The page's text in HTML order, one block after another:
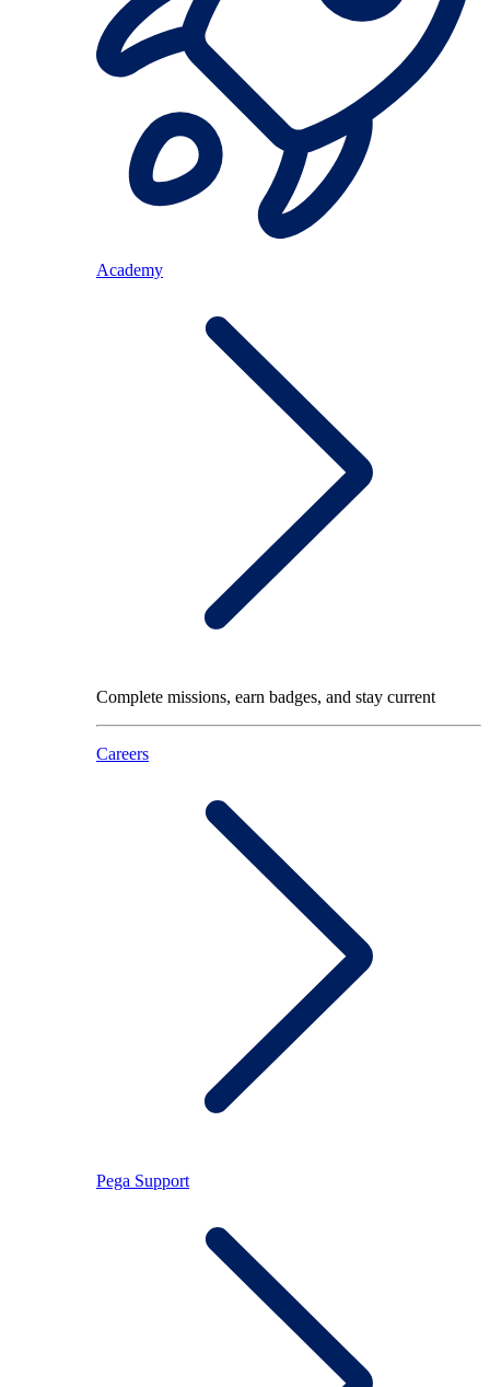
Academy
Complete missions, earn badges, and stay current
Careers
Pega Support